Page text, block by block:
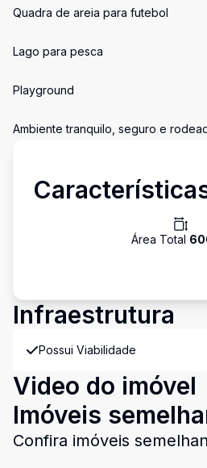
Quadra de areia para futebol
Lago para pesca
Playground
Ambiente tranquilo, seguro e
Área Total
Infraestrutura
Possui Viabilidade
Video do imóvel
Imóveis
Confira imóveis